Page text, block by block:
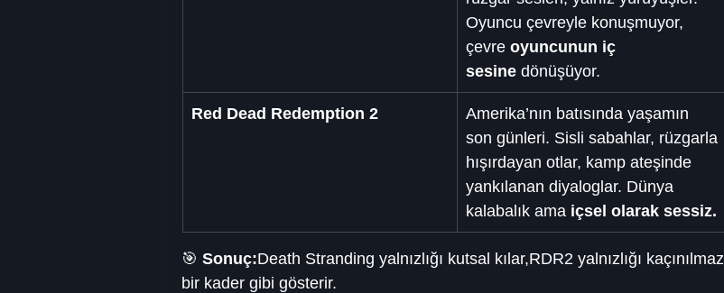
Oyuncu çevreyle konuşmuyor,
çevre oyuncunun iç
sesine dönüşüyor.
Red Dead Redemption 2
Amerika’nın batısında yaşamın
son günleri. Sisli sabahlar, rüzgarla
hışırdayan otlar, kamp ateşinde
yankılanan diyaloglar. Dünya
kalabalık ama içsel olarak sessiz.
🎯 Sonuç:Death Stranding yalnızlığı kutsal kılar,RDR2 yalnızlığı kaçınılmaz
bir kader gibi gösterir.